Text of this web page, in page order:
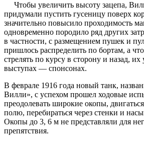
Чтобы увеличить высоту зацепа,
придумали пустить гусеницу поверх
значительно повысило проходимость
одновременно породило ряд других
в частности, с размещением пушек и
пришлось распределить по бортам, а
стрелять по курсу в сторону и назад,
выступах — спонсонах.
В феврале 1916 года новый танк,
Вилли», с успехом прошел ходовые
преодолевать широкие окопы,
полю, перебираться через стенки и
Окопы до 3, 6 м не представляли для
препятствия.